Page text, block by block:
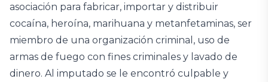
asociación para fabricar, importar y distribuir
cocaína, heroína, marihuana y metanfetaminas, ser
miembro de una organización criminal, uso de
armas de fuego con fines criminales y lavado de
dinero. Al imputado se le encontró culpable y